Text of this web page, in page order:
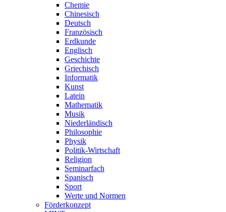
Chemie
Chinesisch
Deutsch
Französisch
Erdkunde
Englisch
Geschichte
Griechisch
Informatik
Kunst
Latein
Mathematik
Musik
Niederländisch
Philosophie
Physik
Politik-Wirtschaft
Religion
Seminarfach
Spanisch
Sport
Werte und Normen
Förderkonzept